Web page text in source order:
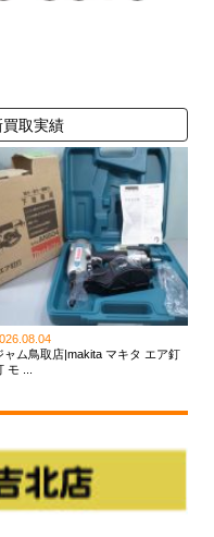
取実績
ャム鳥取店|makita マキタ エア釘
モ ...